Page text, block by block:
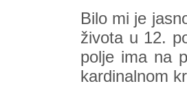
Bilo mi je
života u 12.
polje ima na
kardinalnom